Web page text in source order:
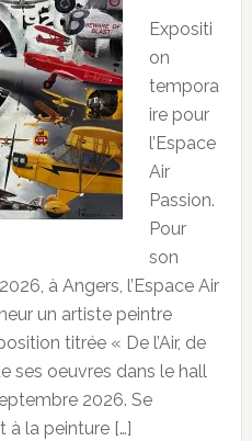
Expositi
on
tempora
ire pour
l’Espace
Air
Passion.
Pour
son
à Angers, l’Espace Air
un artiste peintre
titrée « De l’Air, de
ses oeuvres dans le hall
2026. Se
la peinture […]